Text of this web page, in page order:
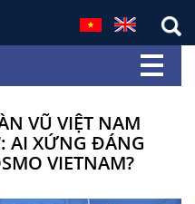
VŨ VIỆT NAM
AI XỨNG ĐÁNG
VIETNAM?